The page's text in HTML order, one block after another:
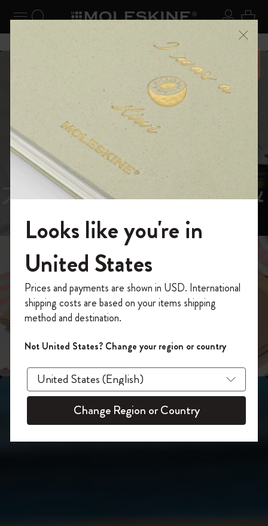
ナビゲーションの切替 ログ
検索 (キーワードなど) カ
6,500円以上のご購入で送料無料 メニ
ーを閉じる
あるページから始まる物語
Reframe
Sunglasses（リフレー
ム サングラス）
スライド表示0
スライド表示1
スライド表示2
スライド表示3
スライド表示4
スライド表示5
モレスキンの世界へようこそ
「WELCOME10」を入力すると、初回注
文が10%オフ＋送料無料になります。セ
ール・アウトレット品は適用外。
Moleskineアカウントを作成して限定オフ
ァーや会員特典、さらに多くのインスピ
レーションを手に入れましょう。
今すぐ会員登録 !
Looks like you're in
United States
Prices and payments are shown in USD. International
shipping costs are based on your items shipping
method and destination.
Not United States? Change your region or country
Change Region or Country